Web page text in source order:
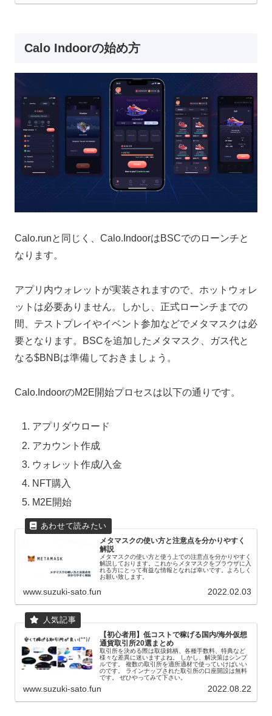
Calo Indoorの始め方
Calo.runと同じく、Calo.IndoorはBSCでのローンチと
なります。
アプリ内ウォレットが実装されますので、ホットウォレ
ットは必要ありません。しかし、正式ローンチまでの
間、テストプレイやイベント参加などでメタマスクは必
要となります。BSCを追加したメタマスク、ガス代と
なる$BNBは準備しておきましょう。
Calo.IndoorのM2E開始プロセスは以下の通りです。
アプリダウロード
アカウント作成
ウォレット作成/入金
NFT購入
M2E開始
メタマスクの使い方と注意点を分かりやすく
解説
メタマスクの使い方と使う上での注意点を分かりやすく
解説しております。これからメタマスクをブラウザに入
れる方にとって有益な情報となれば幸いです。よろしく
お願い致します。
www.suzuki-sato.fun 2022.02.03
【初心者用】低コストで稼げる国内/海外仮想
通貨取引所20選まとめ
取引所を決める際は取扱銘柄、各種手数料、特典など
様々な差異に迷いますよね。 しかし、解決策はシンプ
ルです。 複数の取引所を適所適材で使っていけばいい
のです。 ラインナップされた取引所の口座開設は無料
です。 ぜひやってみて下さい。
www.suzuki-sato.fun 2022.08.22